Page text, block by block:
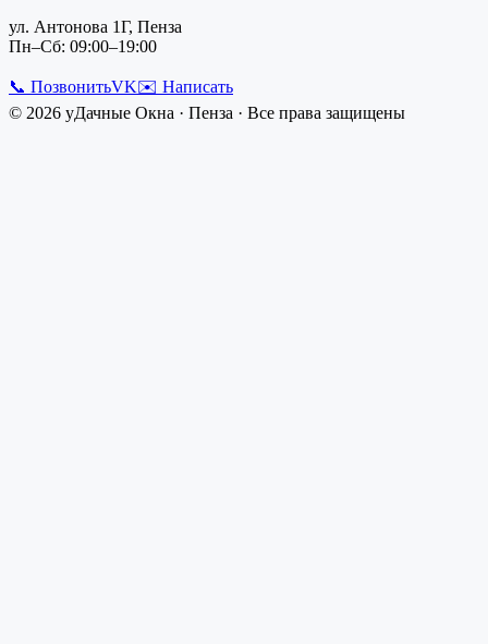
ул. Антонова 1Г, Пенза
Пн–Сб: 09:00–19:00
📞 ПозвонитьVK✉️ Написать
© 2026 уДачные Окна · Пенза · Все права защищены